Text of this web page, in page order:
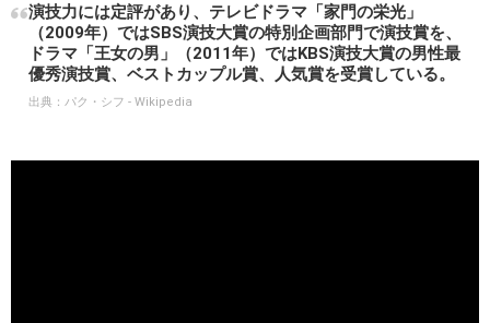
演技力には定評があり、テレビドラマ「家門の栄光」
（2009年）ではSBS演技大賞の特別企画部門で演技賞を、
ドラマ「王女の男」（2011年）ではKBS演技大賞の男性最
優秀演技賞、ベストカップル賞、人気賞を受賞している。
出典： パク・シフ - Wikipedia